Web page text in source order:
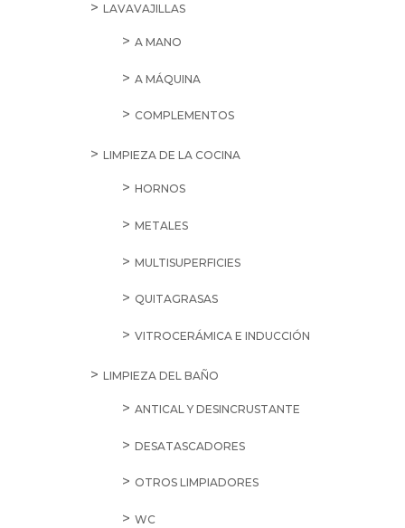
LAVAVAJILLAS
A MANO
A MÁQUINA
COMPLEMENTOS
LIMPIEZA DE LA COCINA
HORNOS
METALES
MULTISUPERFICIES
QUITAGRASAS
VITROCERÁMICA E INDUCCIÓN
LIMPIEZA DEL BAÑO
ANTICAL Y DESINCRUSTANTE
DESATASCADORES
OTROS LIMPIADORES
WC